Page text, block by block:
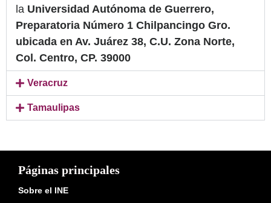
la Universidad Autónoma de Guerrero,
Preparatoria Número 1 Chilpancingo Gro.
ubicada en Av. Juárez 38, C.U. Zona Norte,
Col. Centro, CP. 39000
Veracruz
Tamaulipas
Páginas principales
Sobre el INE